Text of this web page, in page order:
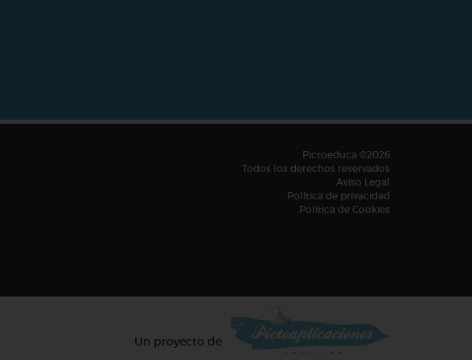
Pictoeduca ©2026
Todos los derechos reservados
Aviso Legal
Política de privacidad
Política de Cookies
Un proyecto de